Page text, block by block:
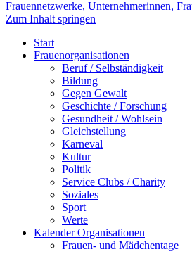
Kölner Frauenportal
Veranstaltungen für
Frauennetzwerke,
Frauenkalender,
Zum Inhalt springen
Start
Frauenorganisationen
Beruf / Selbständigkeit
Bildung
Gegen Gewalt
Geschichte / Forschung
Gesundheit / Wohlsein
Gleichstellung
Karneval
Kultur
Politik
Service Clubs / Charity
Soziales
Sport
Werte
Kalender Organisationen
Frauen- und Mädchentage